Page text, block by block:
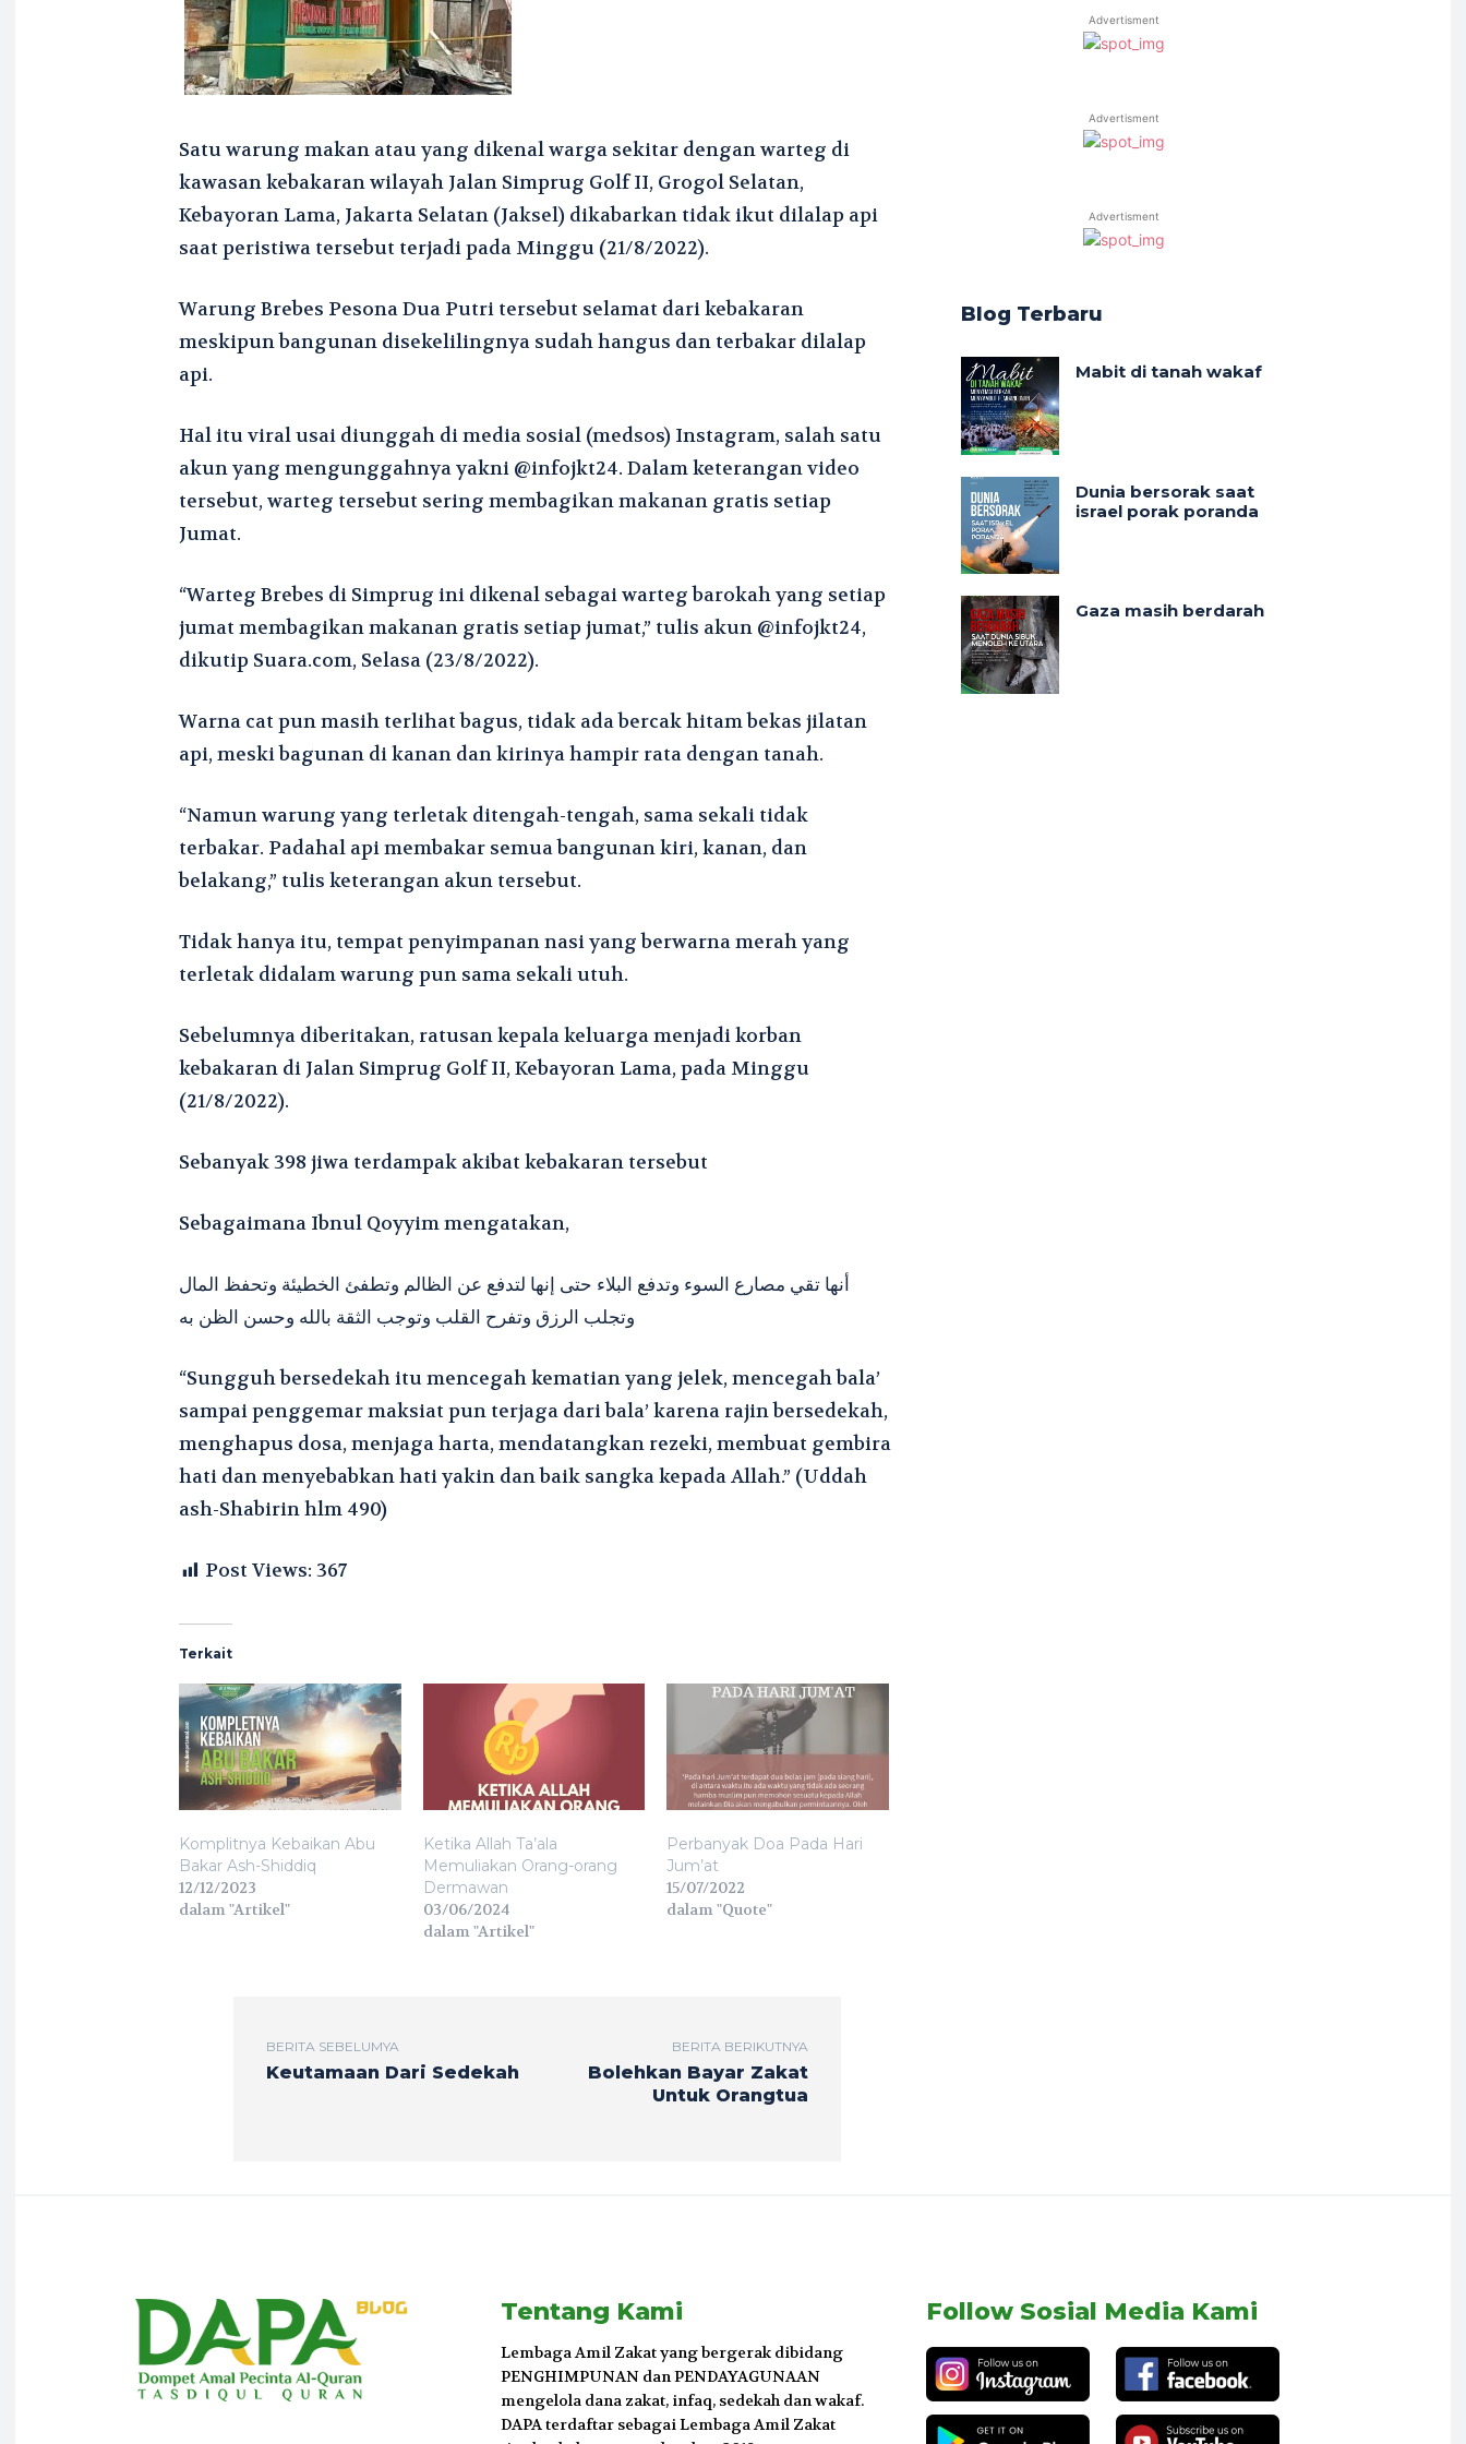
Satu warung makan atau yang dikenal warga sekitar dengan warteg di
kawasan kebakaran wilayah Jalan Simprug Golf II, Grogol Selatan,
Kebayoran Lama, Jakarta Selatan (Jaksel) dikabarkan tidak ikut dilalap api
saat peristiwa tersebut terjadi pada Minggu (21/8/2022).
Warung Brebes Pesona Dua Putri tersebut selamat dari kebakaran
meskipun bangunan disekelilingnya sudah hangus dan terbakar dilalap
api.
Hal itu viral usai diunggah di media sosial (medsos) Instagram, salah satu
akun yang mengunggahnya yakni @infojkt24. Dalam keterangan video
tersebut, warteg tersebut sering membagikan makanan gratis setiap
Jumat.
“Warteg Brebes di Simprug ini dikenal sebagai warteg barokah yang setiap
jumat membagikan makanan gratis setiap jumat,” tulis akun @infojkt24,
dikutip Suara.com, Selasa (23/8/2022).
Warna cat pun masih terlihat bagus, tidak ada bercak hitam bekas jilatan
api, meski bagunan di kanan dan kirinya hampir rata dengan tanah.
“Namun warung yang terletak ditengah-tengah, sama sekali tidak
terbakar. Padahal api membakar semua bangunan kiri, kanan, dan
belakang,” tulis keterangan akun tersebut.
Tidak hanya itu, tempat penyimpanan nasi yang berwarna merah yang
terletak didalam warung pun sama sekali utuh.
Sebelumnya diberitakan, ratusan kepala keluarga menjadi korban
kebakaran di Jalan Simprug Golf II, Kebayoran Lama, pada Minggu
(21/8/2022).
Sebanyak 398 jiwa terdampak akibat kebakaran tersebut
Sebagaimana Ibnul Qoyyim mengatakan,
أنها تقي مصارع السوء وتدفع البلاء حتى إنها لتدفع عن الظالم وتطفئ الخطيئة وتحفظ المال
وتجلب الرزق وتفرح القلب وتوجب الثقة بالله وحسن الظن به
“Sungguh bersedekah itu mencegah kematian yang jelek, mencegah bala’
sampai penggemar maksiat pun terjaga dari bala’ karena rajin bersedekah,
menghapus dosa, menjaga harta, mendatangkan rezeki, membuat gembira
hati dan menyebabkan hati yakin dan baik sangka kepada Allah.” (Uddah
ash-Shabirin hlm 490)
Post Views: 367
Terkait
Komplitnya Kebaikan Abu
Bakar Ash-Shiddiq
12/12/2023
dalam "Artikel"
Ketika Allah Ta’ala
Memuliakan Orang-orang
Dermawan
03/06/2024
dalam "Artikel"
Perbanyak Doa Pada Hari
Jum’at
15/07/2022
dalam "Quote"
BERITA SEBELUMYA
Keutamaan Dari Sedekah
BERITA BERIKUTNYA
Bolehkan Bayar Zakat
Untuk Orangtua
Advertisment
Advertisment
Advertisment
Blog Terbaru
Mabit di tanah wakaf
Dunia bersorak saat
israel porak poranda
Gaza masih berdarah
Tentang Kami
Lembaga Amil Zakat yang bergerak dibidang
PENGHIMPUNAN dan PENDAYAGUNAAN
mengelola dana zakat, infaq, sedekah dan wakaf.
DAPA terdaftar sebagai Lembaga Amil Zakat
Follow Sosial Media Kami